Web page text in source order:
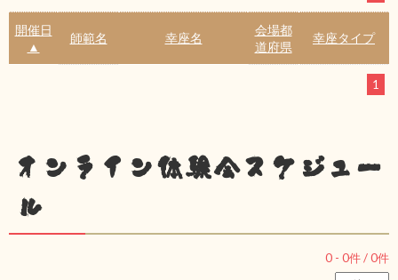
開催日
▲
師範名 幸座名
会場都
道府県
幸座タイプ
1
オンライン体験会スケジュー
ル
0 - 0件 /0件